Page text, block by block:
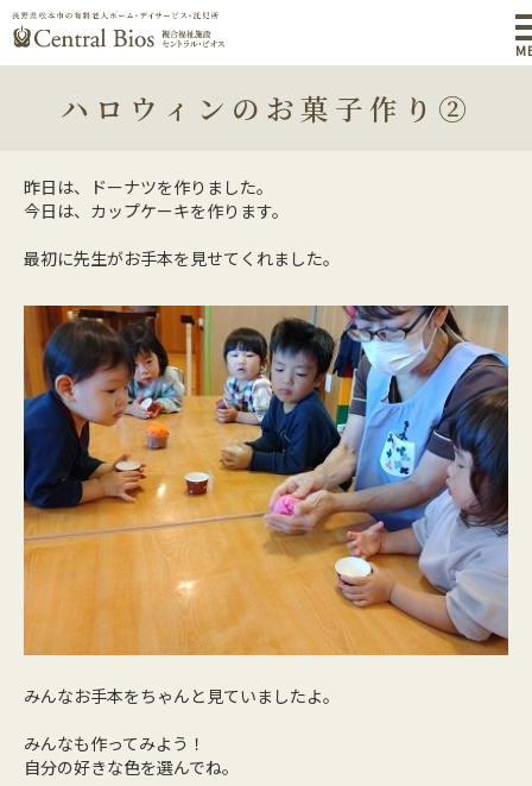
ハロウィンのお菓子作り②
昨日は、ドーナツを作りました。
今日は、カップケーキを作ります。
最初に先生がお手本を見せてくれました。
みんなお手本をちゃんと見ていましたよ。
みんなも作ってみよう！
自分の好きな色を選んでね。